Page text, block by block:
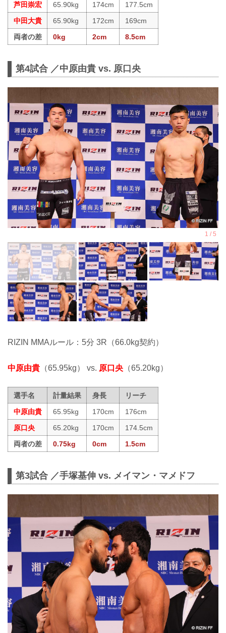
芦田崇宏
65.90kg 174cm
177.5cm
中田大貴
65.90kg 172cm
169cm
両者の差
0kg 2cm 8.5cm
第4試合 ／中原由貴 vs. 原口央
RIZIN MMAルール：5分 3R（66.0kg契約）
中原由貴 （65.95kg） vs. 原口央 （65.20kg）
選手名 計量結果 身長
リーチ
中原由貴
65.95kg 170cm
176cm
原口央
65.20kg 170cm
174.5cm
両者の差
0.75kg 0cm 1.5cm
第3試合 ／手塚基伸 vs. メイマン・マメドフ